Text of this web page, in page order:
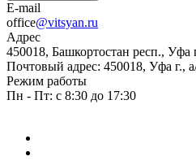
E-mail
office@vitsyan.ru
Адрес
450018, Башкортостан респ., Уфа
Почтовый адрес: 450018, Уфа г.,
Режим работы
Пн - Пт: с 8:30 до 17:30